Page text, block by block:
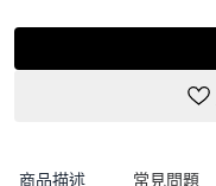
商品描述 常見問題